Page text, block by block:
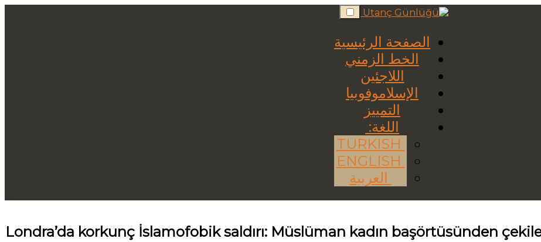
Skip
to
الصفحة الرئيسية
الخط الزمني
اللاجئين
الإسلاموفوبيا
التمييز
اللغة:
العربية
Londra’da korkunç İslamofobik saldırı: Müslüman kadın başörtüsünden